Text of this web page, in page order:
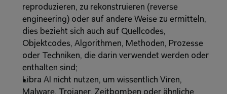
reproduzieren, zu rekonstruieren (reverse
engineering) oder auf andere Weise zu ermitteln,
dies bezieht sich auch auf Quellcodes,
Objektcodes, Algorithmen, Methoden, Prozesse
oder Techniken, die darin verwendet werden oder
enthalten sind;
Libra AI nicht nutzen, um wissentlich Viren,
Malware, Trojaner, Zeitbomben oder ähnliche